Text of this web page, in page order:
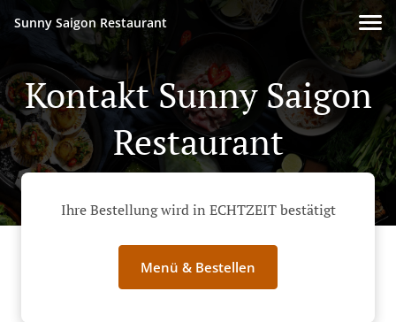
Sunny Saigon Restaurant
Kontakt Sunny Saigon
Restaurant
Ihre Bestellung wird in ECHTZEIT bestätigt
Menü & Bestellen